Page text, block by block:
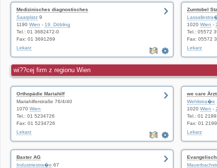
Medizinisches diagnostisches
Saarplatz 9
1190 Wien - 19. Döbling
Tel.: 01 3682472-0
Fax: 01 3691269
Lekarz
Zumtobel
1020 Wien -
Tel.: 05572
Fax: 05572
Lekarz
wi??cej firm z regionu Wien
Orthopädie Mariahilf
Mariahilferstraße 76/4/40
1070 Wien
Tel.: 01 5234726
Fax: 01 5234726
Lekarz
we care
Wehlistra�e
1020 Wien -
Tel.: 01
Fax: 01
Lekarz
Baxter AG
Industriestra�e 67